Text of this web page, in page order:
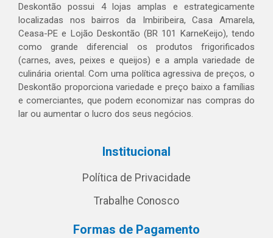
Deskontão possui 4 lojas amplas e estrategicamente
localizadas nos bairros da Imbiribeira, Casa Amarela,
Ceasa-PE e Lojão Deskontão (BR 101 KarneKeijo), tendo
como grande diferencial os produtos frigorificados
(carnes, aves, peixes e queijos) e a ampla variedade de
culinária oriental. Com uma política agressiva de preços, o
Deskontão proporciona variedade e preço baixo a famílias
e comerciantes, que podem economizar nas compras do
lar ou aumentar o lucro dos seus negócios.
Institucional
Política de Privacidade
Trabalhe Conosco
Formas de Pagamento